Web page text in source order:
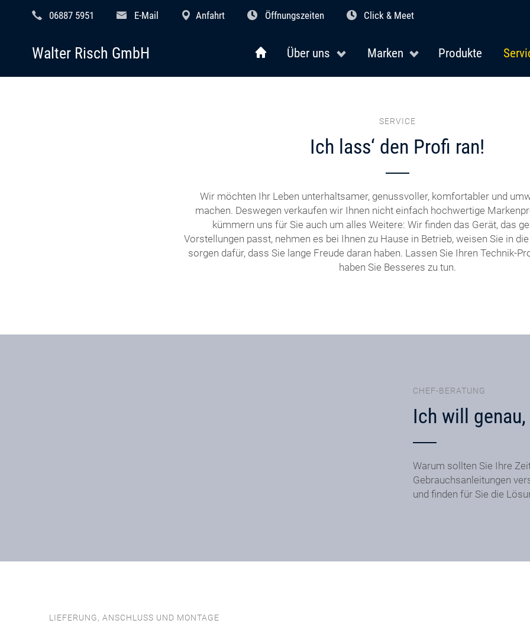
06887 5951 E-Mail Anfahrt Öffnungszeiten Click & Meet
Über uns Marken Produkte
Walter Risch GmbH
SERVICE
Ich lass‘ den Profi ran!
Wir möchten Ihr Leben unterhaltsamer, genussvoller, komfortabler und
machen. Deswegen verkaufen wir Ihnen nicht einfach hochwertige
kümmern uns für Sie auch um alles Weitere: Wir finden das Gerät, das
Vorstellungen passt, nehmen es bei Ihnen zu Hause in Betrieb, weisen Sie in
sorgen dafür, dass Sie lange Freude daran haben. Lassen Sie Ihren Technik-
haben Sie Besseres zu tun.
CHEF-BERATUNG
Ich will
Warum sollten Sie Ihre
Gebrauchsanleitungen
und finden für Sie die
LIEFERUNG, ANSCHLUSS UND MONTAGE